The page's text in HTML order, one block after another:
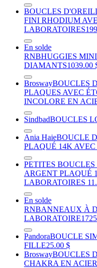
BOUCLES
FINI RHODIUM
LABORATOIRES
En solde
RNBHUGGIES
DIAMANTS1039.00
BroswayBOUCLES
PLAQUES AVEC
INCOLORE EN
SindbadBOUCLES
Ania HaieBOUCLE
PLAQUÉ 14K AVEC
PETITES
ARGENT PLAQUÉ
LABORATOIRES
En solde
RNBANNEAUX À
LABORATOIRE
PandoraBOUCLE
FILLE25.00 $
BroswayBOUCLES
CHAKRA EN